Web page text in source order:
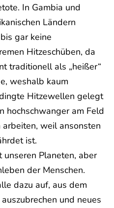
In Gambia und
Ländern
gar keine
Hitzeschüben, da
traditionell als „heißer“
weshalb kaum
Hitzewellen gelegt
hochschwanger am Feld
weil ansonsten
ist.
Planeten, aber
der Menschen.
dazu auf, aus dem
und neues